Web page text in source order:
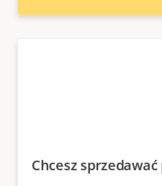
Chcesz